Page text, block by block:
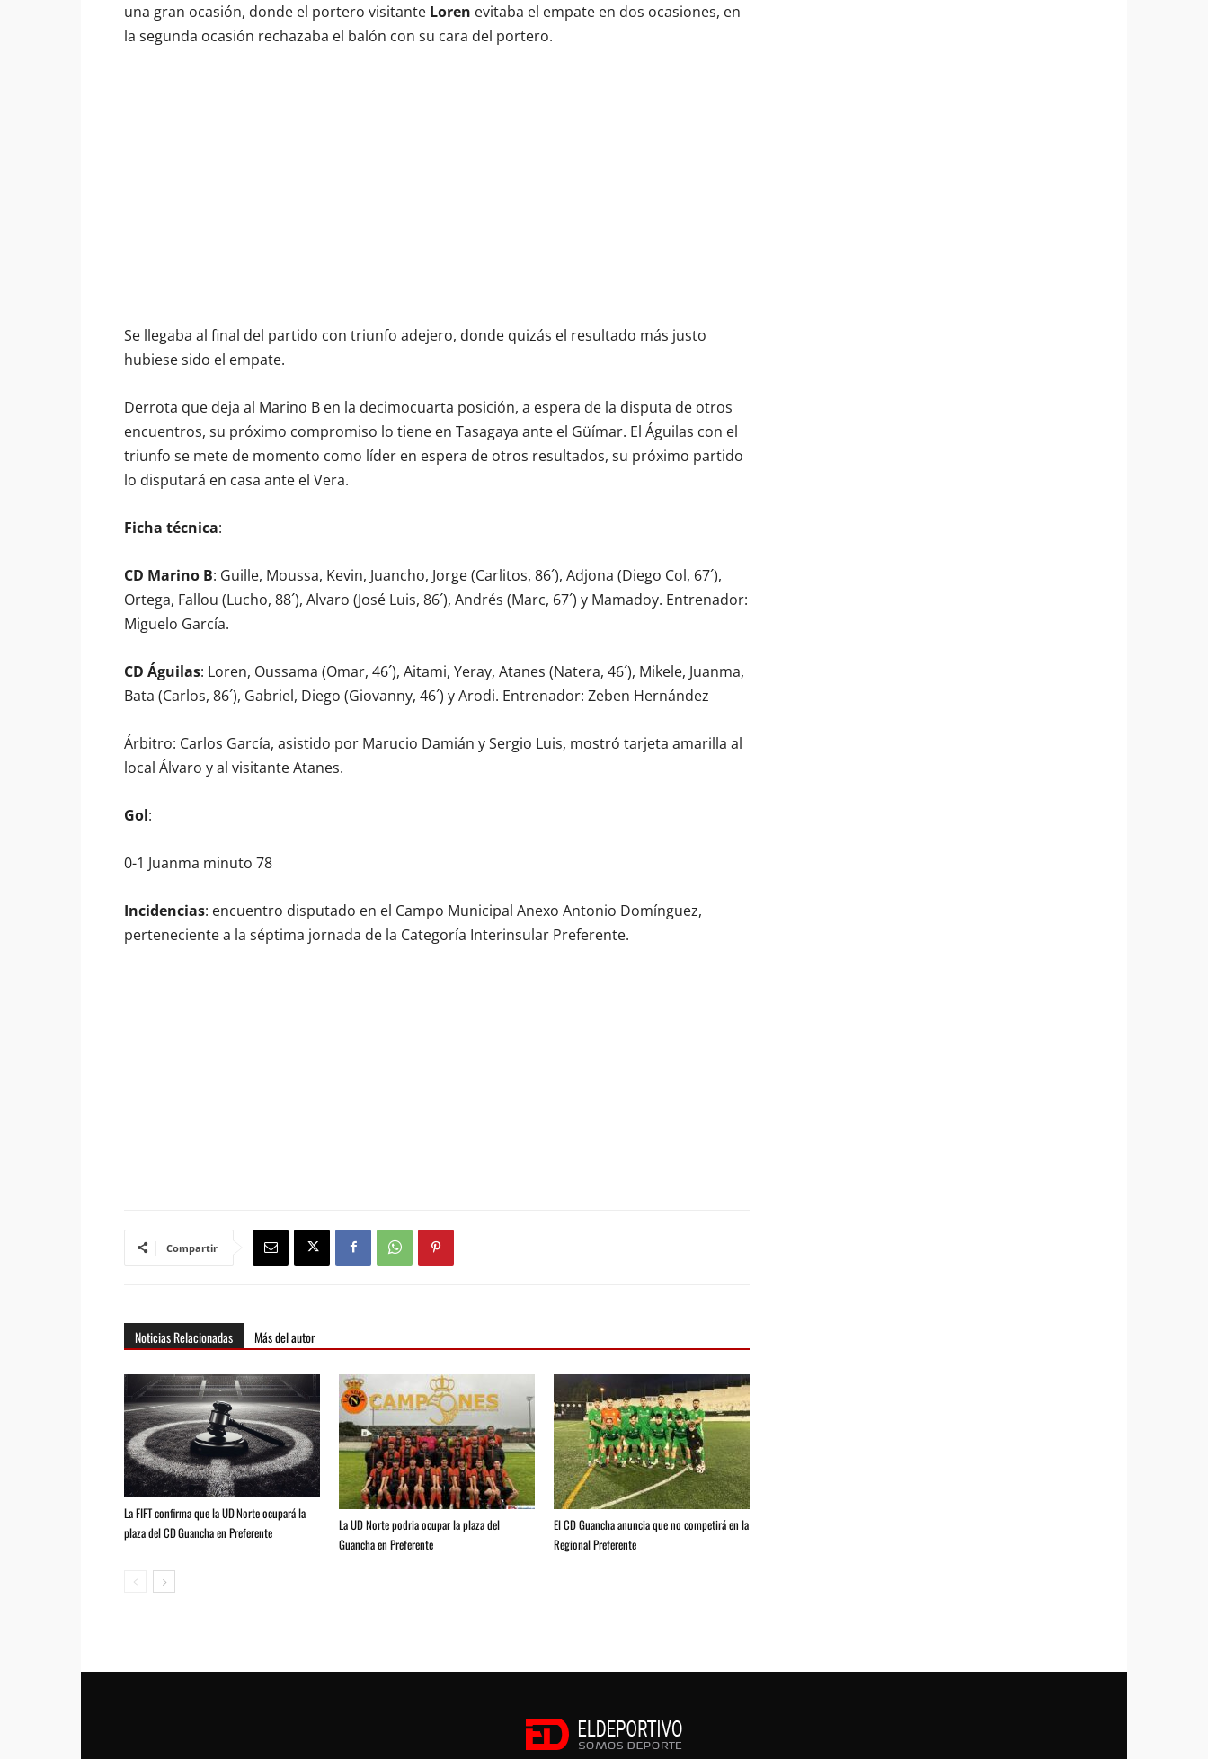
una gran ocasión, donde el portero visitante Loren evitaba el empate en dos ocasiones, en
la segunda ocasión rechazaba el balón con su cara del portero.
Se llegaba al final del partido con triunfo adejero, donde quizás el resultado más justo
hubiese sido el empate.
Derrota que deja al Marino B en la decimocuarta posición, a espera de la disputa de otros
encuentros, su próximo compromiso lo tiene en Tasagaya ante el Güímar. El Águilas con el
triunfo se mete de momento como líder en espera de otros resultados, su próximo partido
lo disputará en casa ante el Vera.
Ficha técnica:
CD Marino B: Guille, Moussa, Kevin, Juancho, Jorge (Carlitos, 86´), Adjona (Diego Col, 67´),
Ortega, Fallou (Lucho, 88´), Alvaro (José Luis, 86´), Andrés (Marc, 67´) y Mamadoy. Entrenador:
Miguelo García.
CD Águilas: Loren, Oussama (Omar, 46´), Aitami, Yeray, Atanes (Natera, 46´), Mikele, Juanma,
Bata (Carlos, 86´), Gabriel, Diego (Giovanny, 46´) y Arodi. Entrenador: Zeben Hernández
Árbitro: Carlos García, asistido por Marucio Damián y Sergio Luis, mostró tarjeta amarilla al
local Álvaro y al visitante Atanes.
Gol:
0-1 Juanma minuto 78
Incidencias: encuentro disputado en el Campo Municipal Anexo Antonio Domínguez,
perteneciente a la séptima jornada de la Categoría Interinsular Preferente.
Compartir
Noticias Relacionadas Más del autor
La FIFT confirma que la UD Norte ocupará la
plaza del CD Guancha en Preferente
La UD Norte podria ocupar la plaza del
Guancha en Preferente
El CD Guancha anuncia que no competirá en la
Regional Preferente